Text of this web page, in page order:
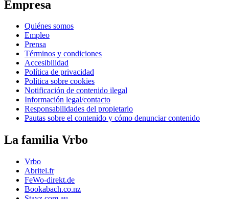
Empresa
Quiénes somos
Empleo
Prensa
Términos y condiciones
Accesibilidad
Política de privacidad
Política sobre cookies
Notificación de contenido ilegal
Información legal/contacto
Responsabilidades del propietario
Pautas sobre el contenido y cómo denunciar contenido
La familia Vrbo
Vrbo
Abritel.fr
FeWo-direkt.de
Bookabach.co.nz